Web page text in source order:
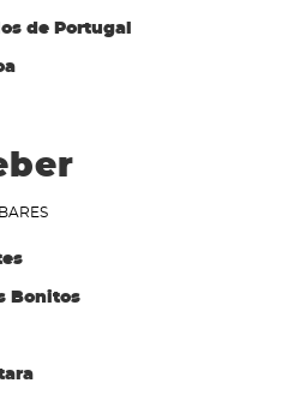
de Portugal
Bonitos